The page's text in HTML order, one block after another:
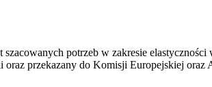
potrzeb w zakresie
przekazany do Komisji Europejskiej